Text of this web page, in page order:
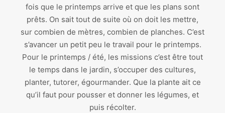
fois que le printemps arrive et que les plans sont
prêts. On sait tout de suite où on doit les mettre,
sur combien de mètres, combien de planches. C’est
s’avancer un petit peu le travail pour le printemps.
Pour le printemps / été, les missions c’est être tout
le temps dans le jardin, s’occuper des cultures,
planter, tutorer, égourmander. Que la plante ait ce
qu’il faut pour pousser et donner les légumes, et
puis récolter.